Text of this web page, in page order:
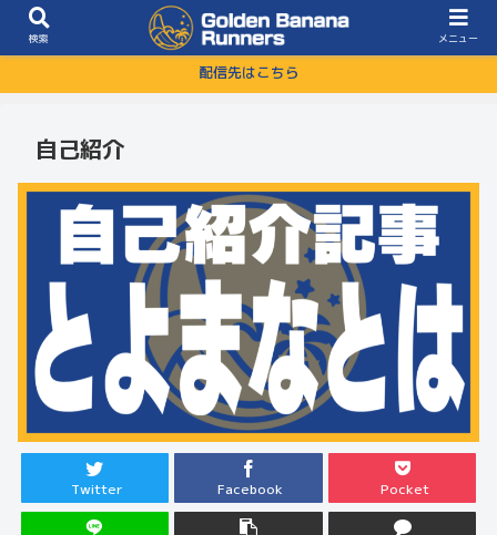
配信先はこちら
自己紹介
Twitter Facebook Pocket
検索 メニュー